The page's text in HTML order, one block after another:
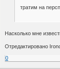
тратим на
Насколько мне
Отредактировано
0